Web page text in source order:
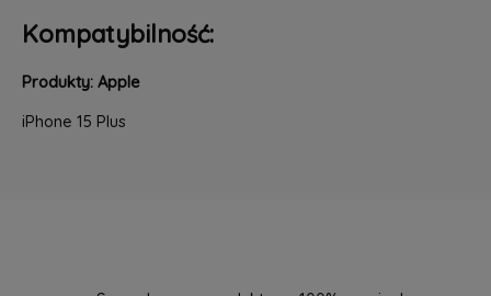
Kompatybilność:
Produkty: Apple
iPhone 15 Plus